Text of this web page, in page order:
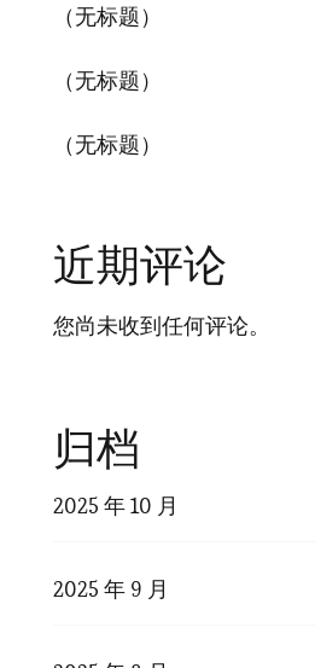
（无标题）
（无标题）
（无标题）
近期评论
您尚未收到任何评论。
归档
2025 年 10 月
2025 年 9 月